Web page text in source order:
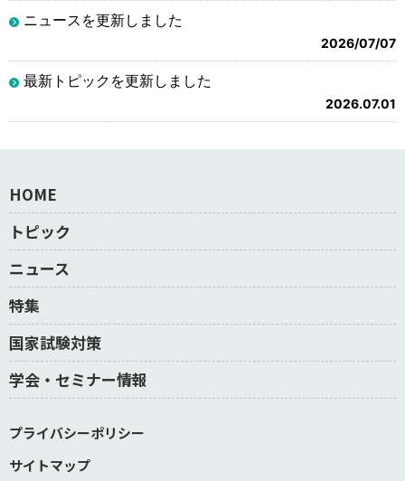
ニュースを更新しました
2026/07/07
最新トピックを更新しました
2026.07.01
HOME
トピック
ニュース
特集
国家試験対策
学会・セミナー情報
プライバシーポリシー
サイトマップ